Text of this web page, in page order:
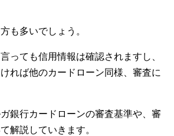
も多いでしょう。
っても信用情報は確認されますし、
れば他のカードローン同様、審査に
銀行カードローンの審査基準や、審
解説していきます。